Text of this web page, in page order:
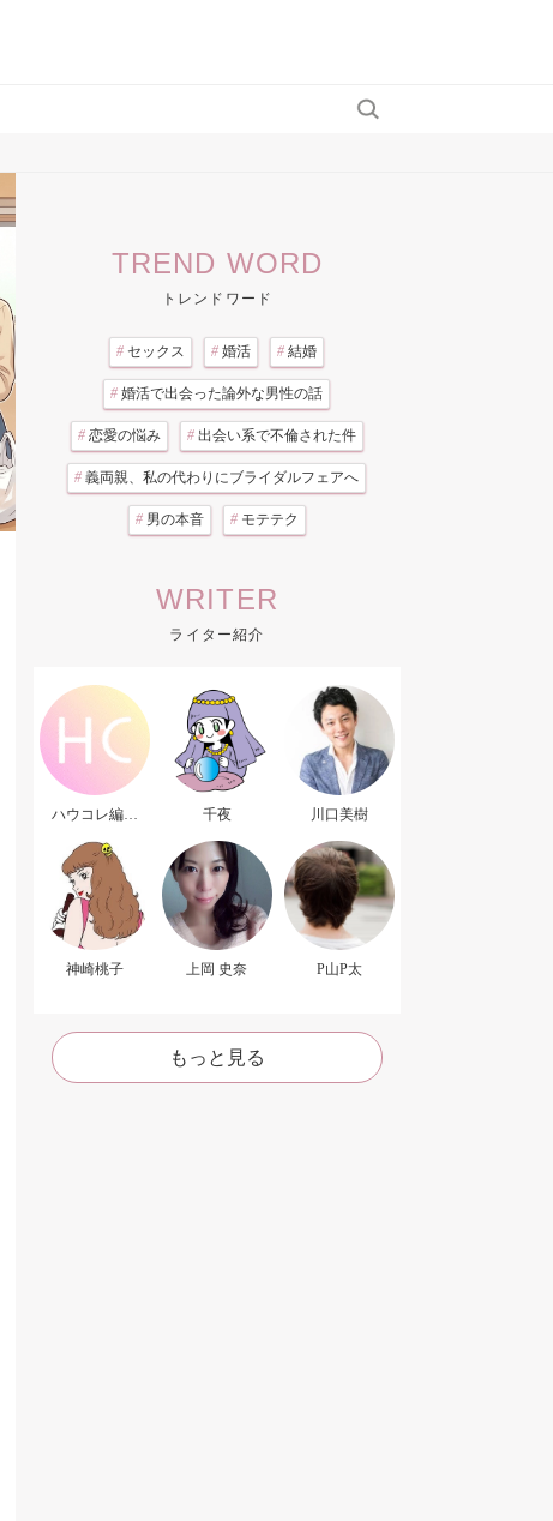
TREND WORD
トレンドワード
# セックス # 婚活 # 結婚
# 婚活で出会った論外な男性の話
# 恋愛の悩み # 出会い系で不倫された件
# 義両親、私の代わりにブライダルフェアへ
# 男の本音 # モテテク
WRITER
ライター紹介
ハウコレ編集
千夜 川口美樹
神崎桃子 上岡 史奈 P山P太
もっと見る